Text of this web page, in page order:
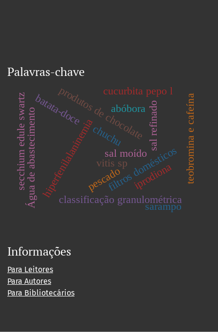
Palavras-chave
pescado
hiperfenilalaninemia filtros domésticos
Água de abastecimento produtos de chocolate teobromina e cafeína
sal refinado
sal moído
classificação granulométrica
cucurbita pepo l
abóbora
secchium edule swartz chuchu
batata-doce
vitis sp iprodiona
sarampo
Informações
Para Leitores
Para Autores
Para Bibliotecários